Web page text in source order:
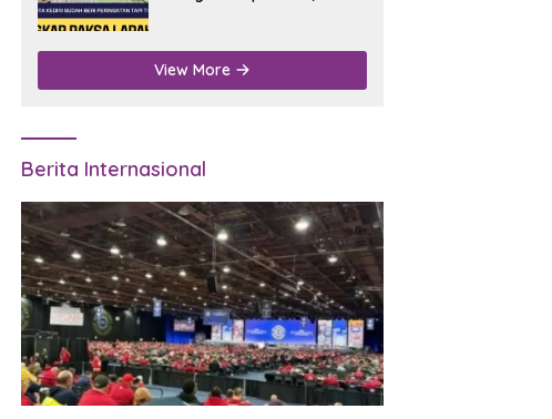
View More
Berita Internasional